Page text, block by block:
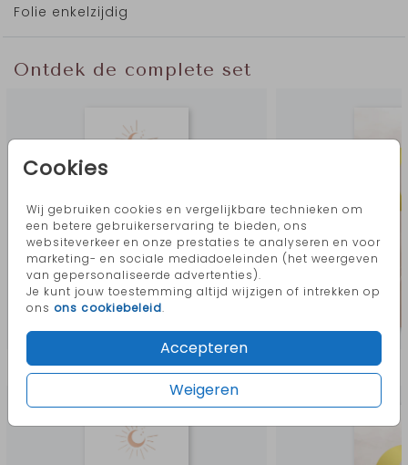
Cookies
Wij gebruiken cookies en vergelijkbare technieken om
een betere gebruikerservaring te bieden, ons
websiteverkeer en onze prestaties te analyseren en voor
marketing- en sociale mediadoeleinden (het weergeven
van gepersonaliseerde advertenties).
Je kunt jouw toestemming altijd wijzigen of intrekken op
ons ons cookiebeleid.
Accepteren
Weigeren
Folie enkelzijdig
Ontdek de complete set
Meer in deze stijl